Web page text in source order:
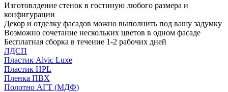
Изготовлдение стенок в гостиную любого размера и
конфигурации
Декор и отделку фасадов можно выполнить под вашу задумку
Возможно сочетание нескольких цветов в одном фасаде
Бесплатная сборка в течение 1-2 рабочих дней
ЛДСП
Пластик Alvic Luxe
Пластик HPL
Пленка ПВХ
Полотно АГТ (МДФ)